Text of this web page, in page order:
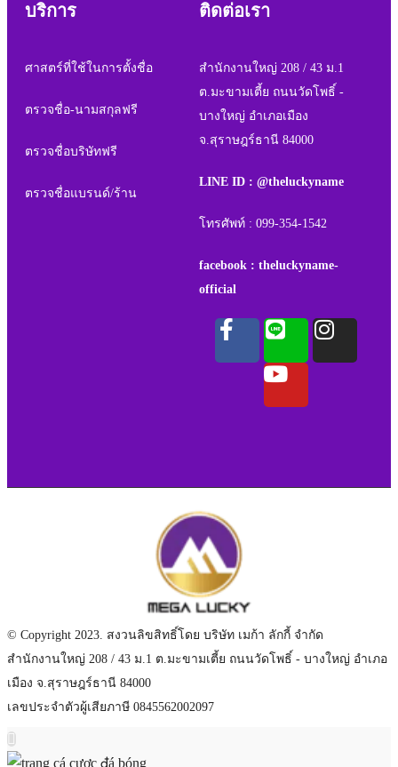
บริการ
ศาสตร์ที่ใช้ในการตั้งชื่อ
ตรวจชื่อ-นามสกุลฟรี
ตรวจชื่อบริษัทฟรี
ตรวจชื่อแบรนด์/ร้าน
ติดต่อเรา
สำนักงานใหญ่ 208 / 43 ม.1
ต.มะขามเตี้ย ถนนวัดโพธิ์ -
บางใหญ่ อำเภอเมือง
จ.สุราษฎร์ธานี 84000
LINE ID : @theluckyname
โทรศัพท์ : 099-354-1542
facebook : theluckyname-
official
© Copyright 2023. สงวนลิขสิทธิ์โดย บริษัท เมก้า ลักกี้ จำกัด
สำนักงานใหญ่ 208 / 43 ม.1 ต.มะขามเตี้ย ถนนวัดโพธิ์ - บางใหญ่ อำเภอ
เมือง จ.สุราษฎร์ธานี 84000
เลขประจำตัวผู้เสียภาษี 0845562002097